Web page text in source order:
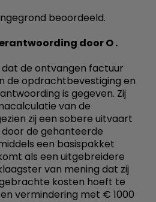
beoordeeld.
door O .
de ontvangen factuur
de opdrachtbevestiging en
is gegeven. Zij
van de
zij een sobere uitvaart
de gehanteerde
een basispakket
als een uitgebreidere
van mening dat zij
kosten hoeft te
vermindering met € 1000